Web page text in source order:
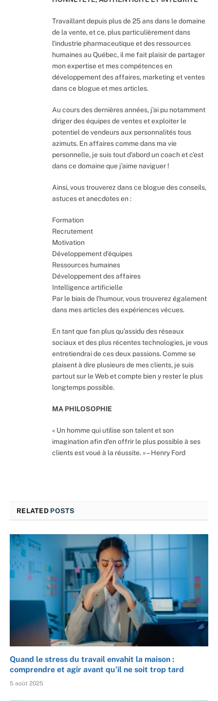
Travaillant depuis plus de 25 ans dans le domaine
de la vente, et ce, plus particulièrement dans
l’industrie pharmaceutique et des ressources
humaines au Québec, il me fait plaisir de partager
mon expertise et mes compétences en
développement des affaires, marketing et ventes
dans ce blogue et mes articles.
Au cours des dernières années, j’ai pu notamment
diriger des équipes de ventes et exploiter le
potentiel de vendeurs aux personnalités tous
azimuts. En affaires comme dans ma vie
personnelle, je suis tout d’abord un coach et c’est
dans ce domaine que j’aime naviguer !
Ainsi, vous trouverez dans ce blogue des conseils,
astuces et anecdotes en :
Formation
Recrutement
Motivation
Développement d’équipes
Ressources humaines
Développement des affaires
Intelligence artificielle
Par le biais de l’humour, vous trouverez également
dans mes articles des expériences vécues.
En tant que fan plus qu’assidu des réseaux
sociaux et des plus récentes technologies, je vous
entretiendrai de ces deux passions. Comme se
plaisent à dire plusieurs de mes clients, je suis
partout sur le Web et compte bien y rester le plus
longtemps possible.
MA PHILOSOPHIE
« Un homme qui utilise son talent et son
imagination afin d’en offrir le plus possible à ses
clients est voué à la réussite. » – Henry Ford
RELATED POSTS
Quand le stress du travail envahit la maison :
comprendre et agir avant qu’il ne soit trop tard
5 août 2025